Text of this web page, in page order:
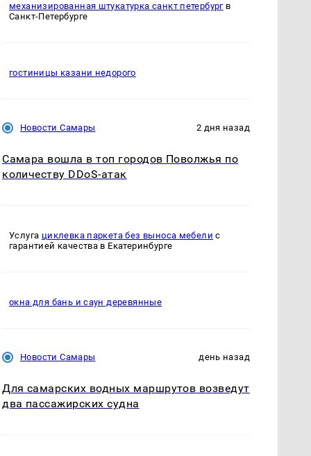
механизированная штукатурка санкт петербургв
Санкт-Петербурге
гостиницы казани недорого
Новости Самары 2 дня назад
Самара вошла в топ городов Поволжья по
количеству DDoS-атак
Услуга циклевка паркета без выноса мебели с
гарантией качества в Екатеринбурге
окна для бань и саун деревянные
Новости Самары день назад
Для самарских водных маршрутов возведут
два пассажирских судна